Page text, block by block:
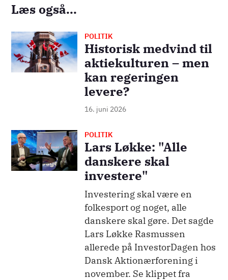
Læs også...
Billede POLITIK
Historisk medvind til
aktiekulturen – men
kan regeringen
levere?
16. juni 2026
Billede POLITIK
Lars Løkke: "Alle
danskere skal
investere"
Investering skal være en
folkesport og noget, alle
danskere skal gøre. Det sagde
Lars Løkke Rasmussen
allerede på InvestorDagen hos
Dansk Aktionærforening i
november. Se klippet fra